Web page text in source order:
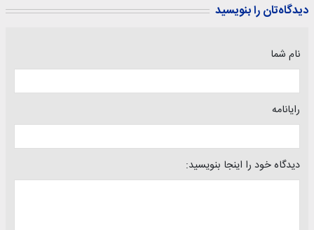
دیدگاه‌تان را بنویسید
نام شما
رایانامه
دیدگاه خود را اینجا بنویسید: